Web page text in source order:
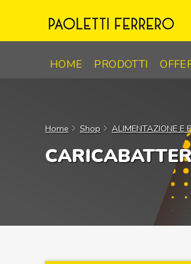
HOME PRODOTTI
Home Shop ALIMENTAZIONE E